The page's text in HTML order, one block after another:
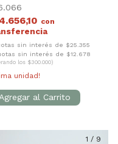
con
sin interés de $25.355
sin interés de $12.678
los $300.000)
unidad!
1 / 9